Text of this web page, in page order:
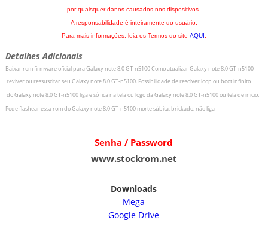
por quaisquer danos causados nos dispositivos.
A responsabilidade é inteiramente do usuário.
Para mais informações, leia os Termos do site AQUI
Detalhes Adicionais
Baixar rom firmware oficial paraGalaxy note 8.0 GT-n5100Como atualizarGalaxy note 8.0 GT-n5100
reviver ou ressuscitar seu Galaxy note 8.0 GT-n5100. Possibilidade de resolver loop ou boot infinito
doGalaxy note 8.0 GT-n5100liga e só fica na tela ou logo daGalaxy note 8.0 GT-n5100ou tela de inicio.
Pode flashear essa rom doGalaxy note 8.0 GT-n5100morte súbita, brickado, não liga
Senha / Password
www.stockrom.net
Downloads
Mega
Google Drive